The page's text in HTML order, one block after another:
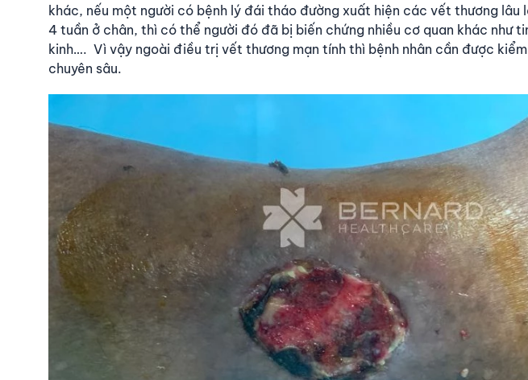
khác, nếu một người có bệnh lý đái tháo đường xuất hiện các vết thương lâu
4 tuần ở chân, thì có thể người đó đã bị biến chứng nhiều cơ quan khác như
kinh…. Vì vậy ngoài điều trị vết thương mạn tính thì bệnh nhân cần được
chuyên sâu.